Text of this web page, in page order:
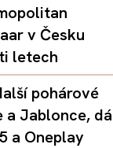
v Česku
letech
pohárové
a Jablonce, dá
a Oneplay